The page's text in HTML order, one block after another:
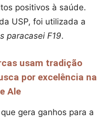
positivos à saúde.
USP, foi utilizada a
paracasei F19.
usam tradição
por excelência na
Ale
gera ganhos para a